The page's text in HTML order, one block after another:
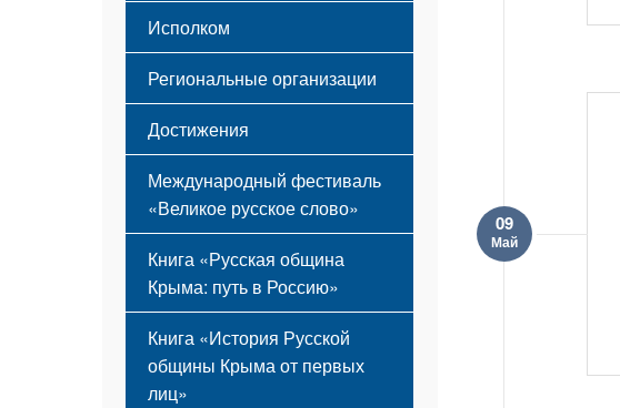
09
Май
Исполком
Региональные организации
Достижения
Международный фестиваль
«Великое русское слово»
Книга «Русская община
Крыма: путь в Россию»
Книга «История Русской
общины Крыма от первых
лиц»